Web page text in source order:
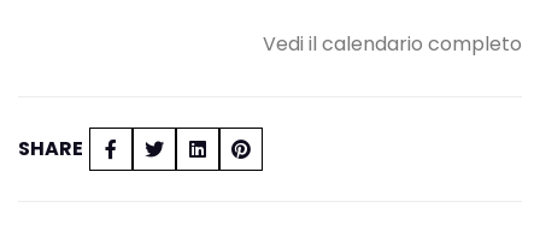
Vedi il calendario completo
SHARE